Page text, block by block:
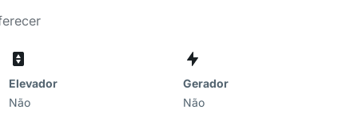
Elevador
Não
Gerador
Não